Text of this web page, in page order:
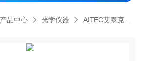
产品中心 光学仪器 AITEC艾泰克